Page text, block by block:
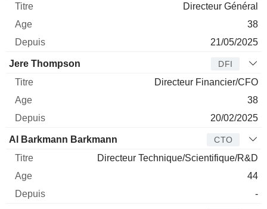
Directeur Général
38
21/05/2025
Jere Thompson DFI
Directeur Financier/CFO
38
20/02/2025
Al Barkmann Barkmann CTO
Directeur Technique/Scientifique/R&D
44
-